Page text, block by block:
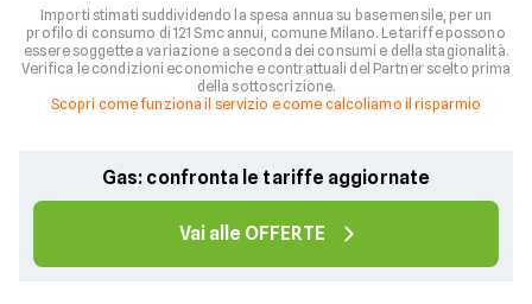
Importi stimati suddividendo la spesa annua su base mensile, per un
profilo di consumo di 121 Smc annui, comune Milano. Le tariffe possono
essere soggette a variazione a seconda dei consumi e della stagionalità.
Verifica le condizioni economiche e contrattuali del Partner scelto prima
della sottoscrizione.
Scopri come funziona il servizio e come calcoliamo il risparmio
Gas: confronta le tariffe aggiornate
Vai alle OFFERTE